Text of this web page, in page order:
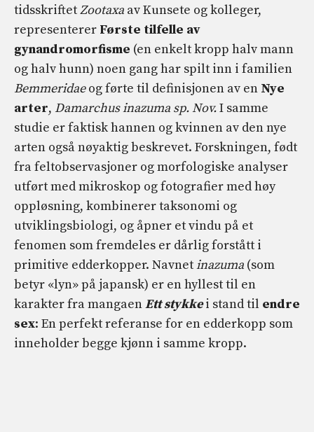
tidsskriftetZootaxa av Kunsete og kolleger,
representerer Første tilfelle av
gynandromorfisme (en enkelt kropp halv mann
og halv hunn) noen gang har spilt inn i familien
Bemmeridaeog førte til definisjonen av en Nye
arter, Damarchus inazuma sp. Nov.I samme
studie er faktisk hannen og kvinnen av den nye
arten også nøyaktig beskrevet. Forskningen, født
fra feltobservasjoner og morfologiske analyser
utført med mikroskop og fotografier med høy
oppløsning, kombinerer taksonomi og
utviklingsbiologi, og åpner et vindu på et
fenomen som fremdeles er dårlig forstått i
primitive edderkopper. Navnetinazuma (som
betyr «lyn» på japansk) er en hyllest til en
karakter fra mangaenEtt stykkei stand til endre
sex: En perfekt referanse for en edderkopp som
inneholder begge kjønn i samme kropp.